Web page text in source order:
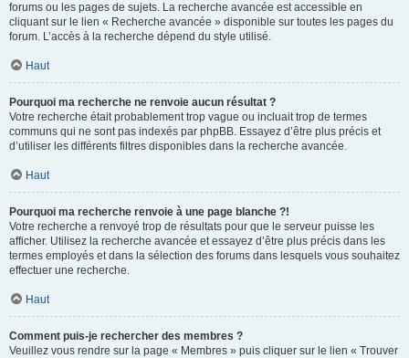
forums ou les pages de sujets. La recherche avancée est accessible en
cliquant sur le lien « Recherche avancée » disponible sur toutes les pages du
forum. L’accès à la recherche dépend du style utilisé.
Haut
Pourquoi ma recherche ne renvoie aucun résultat ?
Votre recherche était probablement trop vague ou incluait trop de termes
communs qui ne sont pas indexés par phpBB. Essayez d’être plus précis et
d’utiliser les différents filtres disponibles dans la recherche avancée.
Haut
Pourquoi ma recherche renvoie à une page blanche ?!
Votre recherche a renvoyé trop de résultats pour que le serveur puisse les
afficher. Utilisez la recherche avancée et essayez d’être plus précis dans les
termes employés et dans la sélection des forums dans lesquels vous souhaitez
effectuer une recherche.
Haut
Comment puis-je rechercher des membres ?
Veuillez vous rendre sur la page « Membres » puis cliquer sur le lien « Trouver